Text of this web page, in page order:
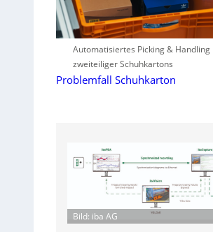
Automatisiertes Picking & Handling
zweiteiliger Schuhkartons
Problemfall Schuhkarton
Bild: iba AG